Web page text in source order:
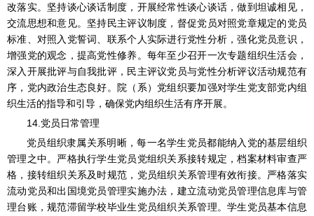
改落实。坚持谈心谈话制度，开展经常性谈心谈话，做到坦诚相见，
交流思想和意见。坚持民主评议制度，督促党员对照党章规定的党员
标准、对照入党誓词、联系个人实际进行党性分析，强化党员意识，
增强党的观念，提高党性修养。每年至少召开一次专题组织生活会，
深入开展批评与自我批评，民主评议党员与党性分析评议活动规范有
序，党内政治生态良好。院（系）党组织要加强对学生党支部党内组
织生活的指导和引导，确保党内组织生活有序开展。
14.党员日常管理
党员组织隶属关系明晰，每一名学生党员都能纳入党的基层组织
管理之中。严格执行学生党员党组织关系接转规定，档案材料审查严
格，接转组织关系及时规范，党员组织关系管理有效衔接。严格落实
流动党员和出国境党员管理实施办法，建立流动党员管理信息库与管
理台账，规范滞留学校毕业生党员组织关系管理。学生党员基本信息